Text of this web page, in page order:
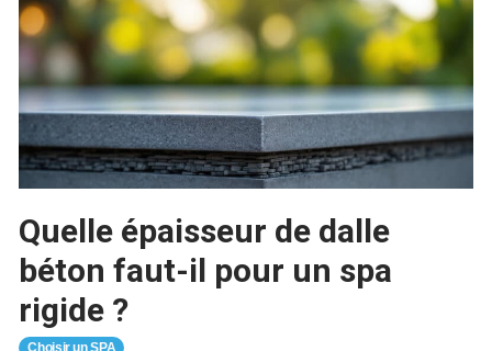
bandelettes
d’analyse
pour
l’eau
de
son
spa
?
Quelle épaisseur de dalle
béton faut-il pour un spa
rigide ?